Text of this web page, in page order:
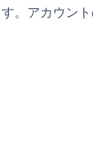
。アカウン